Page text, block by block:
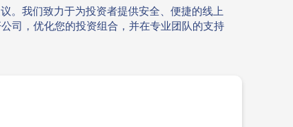
。我们致力于为投资者提供安全、便捷的线上
司，优化您的投资组合，并在专业团队的支持